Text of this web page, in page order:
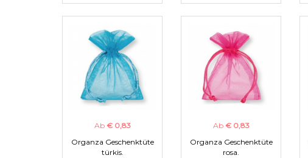
Ab € 0,83
Organza Geschenktüte
türkis.
Ab € 0,83
Organza Geschenktüte
rosa.